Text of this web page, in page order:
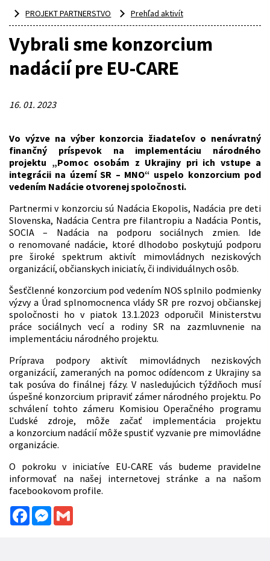
PROJEKT PARTNERSTVO
Prehľad aktivít
Vybrali sme konzorcium
nadácií pre EU-CARE
16. 01. 2023
Vo výzve na výber konzorcia žiadateľov o nenávratný
finančný príspevok na implementáciu národného
projektu „Pomoc osobám z Ukrajiny pri ich vstupe a
integrácii na území SR – MNO“ uspelo konzorcium pod
vedením Nadácie otvorenej spoločnosti.
Partnermi v konzorciu sú Nadácia Ekopolis, Nadácia pre deti
Slovenska, Nadácia Centra pre filantropiu a Nadácia Pontis,
SOCIA – Nadácia na podporu sociálnych zmien. Ide
o renomované nadácie, ktoré dlhodobo poskytujú podporu
pre široké spektrum aktivít mimovládnych neziskových
organizácií, občianskych iniciatív, či individuálnych osôb.
Šesťčlenné konzorcium pod vedením NOS splnilo podmienky
výzvy a Úrad splnomocnenca vlády SR pre rozvoj občianskej
spoločnosti ho v piatok 13.1.2023 odporučil Ministerstvu
práce sociálnych vecí a rodiny SR na zazmluvnenie na
implementáciu národného projektu.
Príprava podpory aktivít mimovládnych neziskových
organizácií, zameraných na pomoc odídencom z Ukrajiny sa
tak posúva do finálnej fázy. V nasledujúcich týždňoch musí
úspešné konzorcium pripraviť zámer národného projektu. Po
schválení tohto zámeru Komisiou Operačného programu
Ľudské zdroje, môže začať implementácia projektu
a konzorcium nadácií môže spustiť vyzvanie pre mimovládne
organizácie.
O pokroku v iniciatíve EU-CARE vás budeme pravidelne
informovať na našej internetovej stránke a na našom
facebookovom profile.
FacebookMessenger